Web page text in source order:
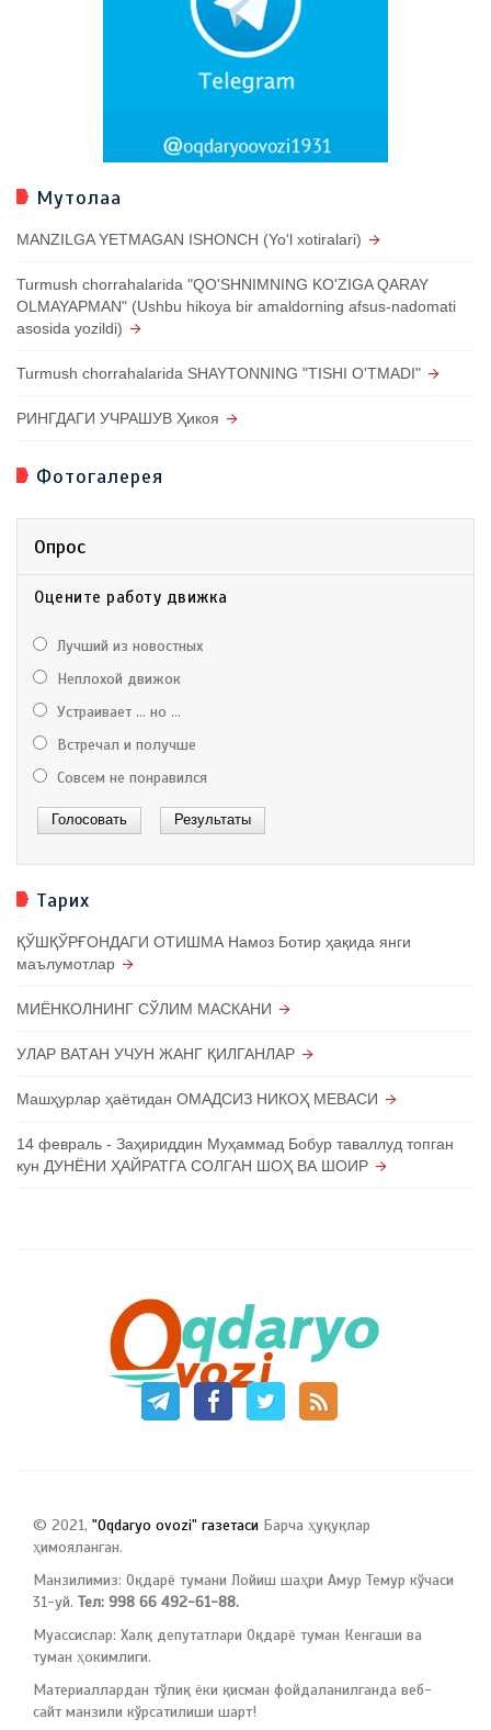
Мутолаа
MANZILGA YETMAGAN ISHONCH (Yo'l xotiralari)
Turmush chorrahalarida "QO'SHNIMNING KO'ZIGA QARAY
OLMAYAPMAN" (Ushbu hikoya bir amaldorning afsus-nadomati
asosida yozildi)
Turmush chorrahalarida SHAYTONNING "TISHI O'TMADI"
РИНГДАГИ УЧРАШУВ Ҳикоя
Фотогалерея
Опрос
Оцените работу движка
Лучший из новостных
Неплохой движок
Устраивает ... но ...
Встречал и получше
Совсем не понравился
Тарих
ҚЎШҚЎРҒОНДАГИ ОТИШМА Намоз Ботир ҳақида янги
маълумотлар
МИЁНКОЛНИНГ СЎЛИМ МАСКАНИ
УЛАР ВАТАН УЧУН ЖАНГ ҚИЛГАНЛАР
Машҳурлар ҳаётидан ОМАДСИЗ НИКОҲ МЕВАСИ
14 февраль - Заҳириддин Муҳаммад Бобур таваллуд топган
кун ДУНЁНИ ҲАЙРАТГА СОЛГАН ШОҲ ВА ШОИР
© 2021, "Oqdaryo ovozi" газетаси Барча ҳуқуқлар
ҳимояланган.
Манзилимиз: Оқдарё тумани Лойиш шаҳри Амур Темур кўчаси
31-уй. Тел: 998 66 492-61-88.
Муассислар: Халқ депутатлари Оқдарё туман Кенгаши ва
туман ҳокимлиги.
Материаллардан тўлиқ ёки қисман фойдаланилганда веб-
сайт манзили кўрсатилиши шарт!